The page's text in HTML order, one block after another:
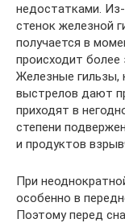
недостатками.
стенок железной
получается в
происходит более
Железные гильзы,
выстрелов дают
приходят в
степени
и продуктов
При
особенно в
Поэтому перед